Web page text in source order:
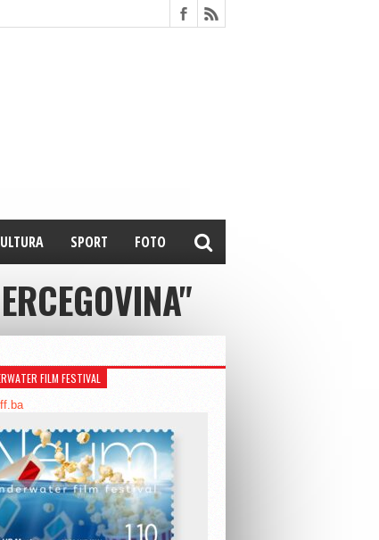
SPORT FOTO
FILM FESTIVAL